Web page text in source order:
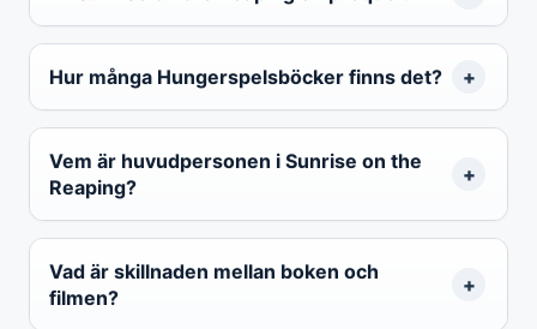
Hur många Hungerspelsböcker finns det?
Vem är huvudpersonen i Sunrise on the
Reaping?
Vad är skillnaden mellan boken och
filmen?